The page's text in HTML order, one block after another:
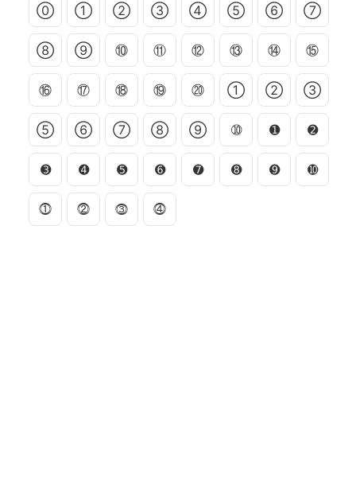
⓪ ① ② ③ ④ ⑤ ⑥ ⑦
⑧ ⑨ ⑩ ⑪ ⑫ ⑬ ⑭ ⑮
⑯ ⑰ ⑱ ⑲ ⑳ ➀ ➁ ➂
➄ ➅ ➆ ➇ ➈ ➉ ➊ ➋
➌ ➍ ➎ ➏ ➐ ➑ ➒ ➓
⓵ ⓶ ⓷ ⓸